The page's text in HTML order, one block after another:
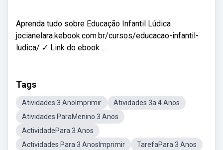
Aprenda tudo sobre Educação Infantil Lúdica
jocianelara.kebook.com.br/cursos/educacao-infantil-
ludica/ ✓ Link do ebook ...
Tags
Atividades 3 AnoImprimir
Atividades 3a 4 Anos
Atividades ParaMenino 3 Anos
ActividadePara 3 Anos
Actividades Para 3 AnosImprimir
TarefaPara 3 Anos